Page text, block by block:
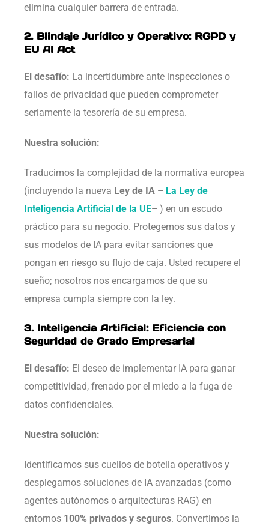
elimina cualquier barrera de entrada.
2. Blindaje Jurídico y Operativo: RGPD y
EU AI Act
El desafío: La incertidumbre ante inspecciones o
fallos de privacidad que pueden comprometer
seriamente la tesorería de su empresa.
Nuestra solución:
Traducimos la complejidad de la normativa europea
(incluyendo la nueva Ley de IA – La Ley de
Inteligencia Artificial de la UE– ) en un escudo
práctico para su negocio. Protegemos sus datos y
sus modelos de IA para evitar sanciones que
pongan en riesgo su flujo de caja. Usted recupere el
sueño; nosotros nos encargamos de que su
empresa cumpla siempre con la ley.
3. Inteligencia Artificial: Eficiencia con
Seguridad de Grado Empresarial
El desafío: El deseo de implementar IA para ganar
competitividad, frenado por el miedo a la fuga de
datos confidenciales.
Nuestra solución:
Identificamos sus cuellos de botella operativos y
desplegamos soluciones de IA avanzadas (como
agentes autónomos o arquitecturas RAG) en
entornos 100% privados y seguros. Convertimos la